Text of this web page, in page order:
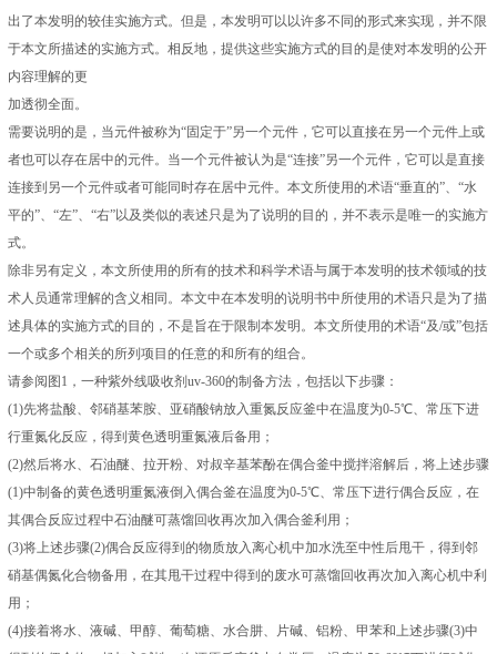
出了本发明的较佳实施方式。但是，本发明可以以许多不同的形式来实现，并不限
于本文所描述的实施方式。相反地，提供这些实施方式的目的是使对本发明的公开
内容理解的更
加透彻全面。
需要说明的是，当元件被称为“固定于”另一个元件，它可以直接在另一个元件上或
者也可以存在居中的元件。当一个元件被认为是“连接”另一个元件，它可以是直接
连接到另一个元件或者可能同时存在居中元件。本文所使用的术语“垂直的”、“水
平的”、“左”、“右”以及类似的表述只是为了说明的目的，并不表示是唯一的实施方
式。
除非另有定义，本文所使用的所有的技术和科学术语与属于本发明的技术领域的技
术人员通常理解的含义相同。本文中在本发明的说明书中所使用的术语只是为了描
述具体的实施方式的目的，不是旨在于限制本发明。本文所使用的术语“及/或”包括
一个或多个相关的所列项目的任意的和所有的组合。
请参阅图1，一种紫外线吸收剂uv-360的制备方法，包括以下步骤：
(1)先将盐酸、邻硝基苯胺、亚硝酸钠放入重氮反应釜中在温度为0-5℃、常压下进
行重氮化反应，得到黄色透明重氮液后备用；
(2)然后将水、石油醚、拉开粉、对叔辛基苯酚在偶合釜中搅拌溶解后，将上述步骤
(1)中制备的黄色透明重氮液倒入偶合釜在温度为0-5℃、常压下进行偶合反应，在
其偶合反应过程中石油醚可蒸馏回收再次加入偶合釜利用；
(3)将上述步骤(2)偶合反应得到的物质放入离心机中加水洗至中性后甩干，得到邻
硝基偶氮化合物备用，在其甩干过程中得到的废水可蒸馏回收再次加入离心机中利
用；
(4)接着将水、液碱、甲醇、葡萄糖、水合肼、片碱、铝粉、甲苯和上述步骤(3)中